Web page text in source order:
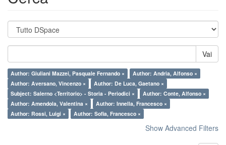
Vai
Author: Giuliani Mazzei, Pasquale Fernando ×
Author: Andria, Alfonso ×
Author: Aversano, Vincenzo ×
Author: De Luca, Gaetano ×
Subject: Salerno <Territorio> - Storia - Periodici ×
Author: Conte, Alfonso ×
Author: Amendola, Valentina ×
Author: Innella, Francesco ×
Author: Rossi, Luigi ×
Author: Sofia, Francesco ×
Show Advanced Filters